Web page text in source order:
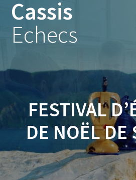
Cassis
Echecs
FESTIVAL
DE NOËL DE